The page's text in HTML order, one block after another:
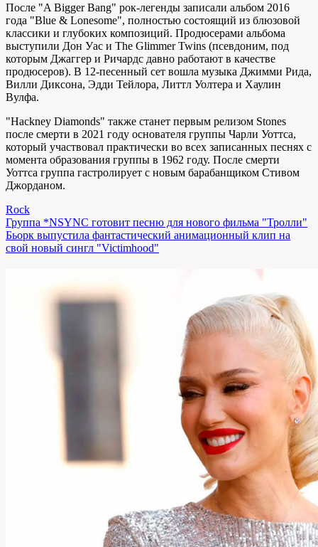
После "A Bigger Bang" рок-легенды записали альбом 2016
года "Blue & Lonesome", полностью состоящий из блюзовой
классики и глубоких композиций. Продюсерами альбома
выступили Дон Уас и The Glimmer Twins (псевдоним, под
которым Джаггер и Ричардс давно работают в качестве
продюсеров). В 12-песенный сет вошла музыка Джимми Рида,
Вилли Диксона, Эдди Тейлора, Литтл Уолтера и Хаулин
Вулфа.
"Hackney Diamonds" также станет первым релизом Stones
после смерти в 2021 году основателя группы Чарли Уоттса,
который участвовал практически во всех записанных песнях с
момента образования группы в 1962 году. После смерти
Уоттса группа гастролирует с новым барабанщиком Стивом
Джорданом.
Rock
Навигация
по
Группа *NSYNC готовит песню для нового фильма "Тролли"
Бьорк выпустила фантастический анимационный клип на
свой новый сингл "Victimhood"